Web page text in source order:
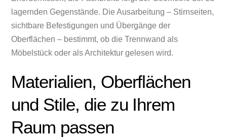
lagernden Gegenstände. Die Ausarbeitung – Stirnseiten,
sichtbare Befestigungen und Übergänge der
Oberflächen – bestimmt, ob die Trennwand als
Möbelstück oder als Architektur gelesen wird.
Materialien, Oberflächen
und Stile, die zu Ihrem
Raum passen